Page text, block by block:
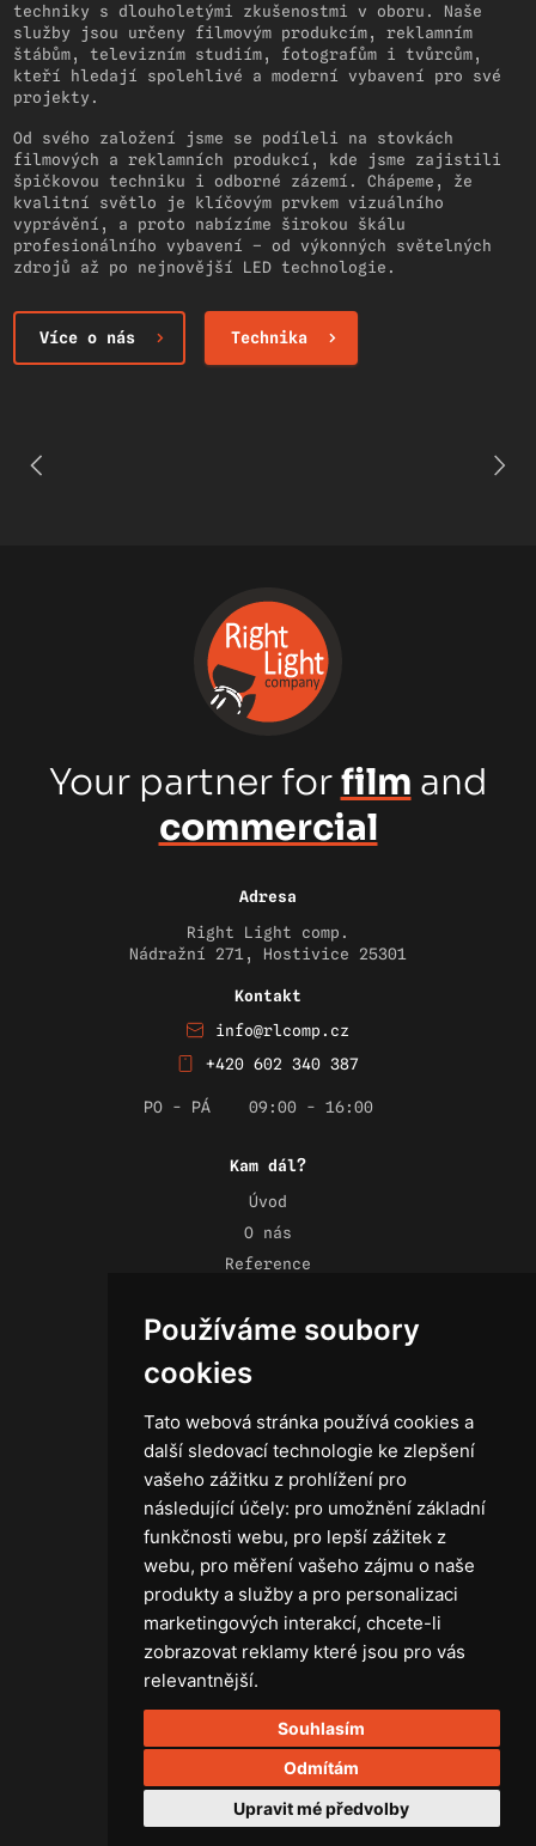
Používáme soubory
cookies
Tato webová stránka používá cookies a
další sledovací technologie ke zlepšení
vašeho zážitku z prohlížení pro
následující účely: pro umožnění základní
funkčnosti webu, pro lepší zážitek z
webu, pro měření vašeho zájmu o naše
produkty a služby a pro personalizaci
marketingových interakcí, chcete-li
zobrazovat reklamy které jsou pro vás
relevantnější.
Souhlasím
Odmítám
Upravit mé předvolby
techniky s dlouholetými zkušenostmi v oboru. Naše
služby jsou určeny filmovým produkcím, reklamním
štábům, televizním studiím, fotografům i tvůrcům,
kteří hledají spolehlivé a moderní vybavení pro své
projekty.
Od svého založení jsme se podíleli na stovkách
filmových a reklamních produkcí, kde jsme zajistili
špičkovou techniku i odborné zázemí. Chápeme, že
kvalitní světlo je klíčovým prvkem vizuálního
vyprávění, a proto nabízíme širokou škálu
profesionálního vybavení – od výkonných světelných
zdrojů až po nejnovější LED technologie.
Více o nás Technika
Your partner forfilm and
commercial
Adresa
Right Light comp.
Nádražní 271, Hostivice 25301
Kontakt
info@rlcomp.cz
+420 602 340 387
PO - PÁ 09:00 - 16:00
Kam dál?
Úvod
O nás
Reference
Kontakt
Obchodní podmínky
Zásady ochrany osobních údajů
Technika
Světla
Příslušenství ke světlům
Osvětlovací technika GRIP
Baterie
Stativy
Ostatní
Rozvaděče a kabely
Spotřební materiál
Z75 MISC. (RŮZNÉ) Accessories